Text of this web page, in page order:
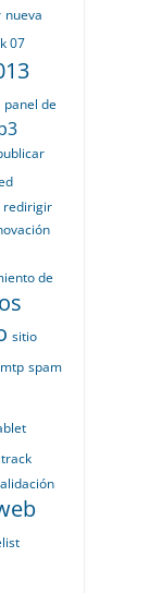
nueva
07
panel de
redirigir
de
sitio
spam
track